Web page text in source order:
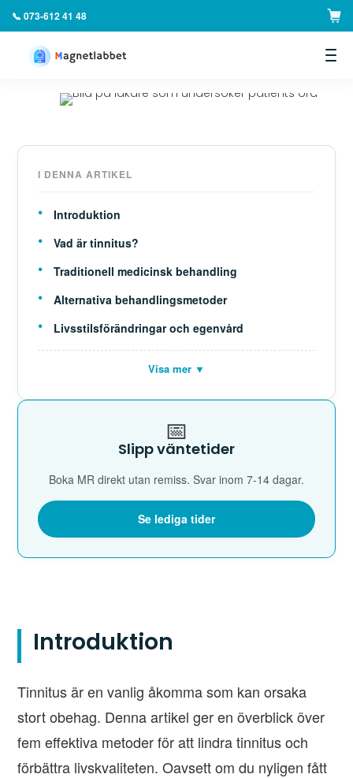
📞 073-612 41 48
Introduktion
Tinnitus är en vanlig åkomma som kan orsaka
stort obehag. Denna artikel ger en överblick över
fem effektiva metoder för att lindra tinnitus och
förbättra livskvaliteten. Oavsett om du nyligen fått
I DENNA ARTIKEL
Introduktion
Vad är tinnitus?
Traditionell medicinsk behandling
Alternativa behandlingsmetoder
Livsstilsförändringar och egenvård
Visa mer ▼
📅
Slipp väntetider
Boka MR direkt utan remiss. Svar inom 7-14 dagar.
Se lediga tider